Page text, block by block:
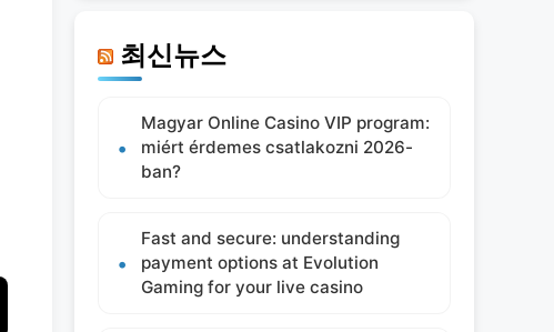
최신뉴스
Magyar Online Casino VIP program:
miért érdemes csatlakozni 2026-
ban?
Fast and secure: understanding
payment options at Evolution
Gaming for your live casino